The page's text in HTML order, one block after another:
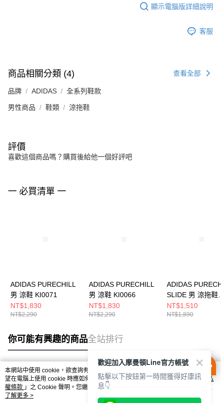
顯示電腦版詳細說明
客服
商品相關分類 (4) 查看全部
品牌 ADIDAS 全系列鞋款
男性商品 鞋類 涼拖鞋
評價
喜歡這個商品嗎？購買後給他一個好評吧
一 必買清單 一
ADIDAS PURECHILL
男 涼鞋 KI0071
NT$1,830
NT$2,290
ADIDAS PURECHILL
男 涼鞋 KI0066
NT$1,830
NT$2,290
ADIDAS
SLIDE 男 涼拖鞋
KI0055
NT$1,510
NT$1,890
你可能有興趣的商品全站排行
熱門標籤
本網站中使用 cookie，欲查詢有關本網站使用 cookie 方式之詳情，及若您不希
望在電腦上使用 cookie 時應如何變更電腦的 cookie 設定，請參閱本網站「
隱私
權條款 」之 Cookie 聲明。您繼續使用本網站即表示您同意本公司得按本網站使
用條款之 Cookie 聲明使用 cookie。
了解更多 >
歡迎加入摩曼頓Line官方帳號
點擊以下按鈕第一時間獲得好康訊
息👇